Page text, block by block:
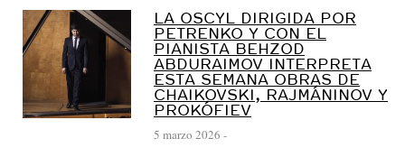
LA OSCYL DIRIGIDA POR
PETRENKO Y CON EL
PIANISTA BEHZOD
ABDURAIMOV INTERPRETA
ESTA SEMANA OBRAS DE
CHAIKOVSKI, RAJMÁNINOV Y
PROKÓFIEV
5 marzo 2026 -